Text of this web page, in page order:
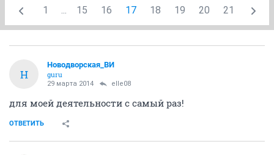
1 ... 15 16 17 18 19 20 21
Н
Новодворcкая_ВИ
guru
29 марта 2014 elle08
для моей деятельности с самый раз!
ОТВЕТИТЬ